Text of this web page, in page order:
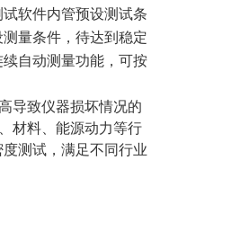
软件内管预设测试条
量条件，待达到稳定
自动测量功能，可按
导致仪器损坏情况的
材料、能源动力等行
测试，满足不同行业